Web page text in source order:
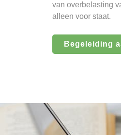
van overbelasting
alleen voor staat.
Begeleiding